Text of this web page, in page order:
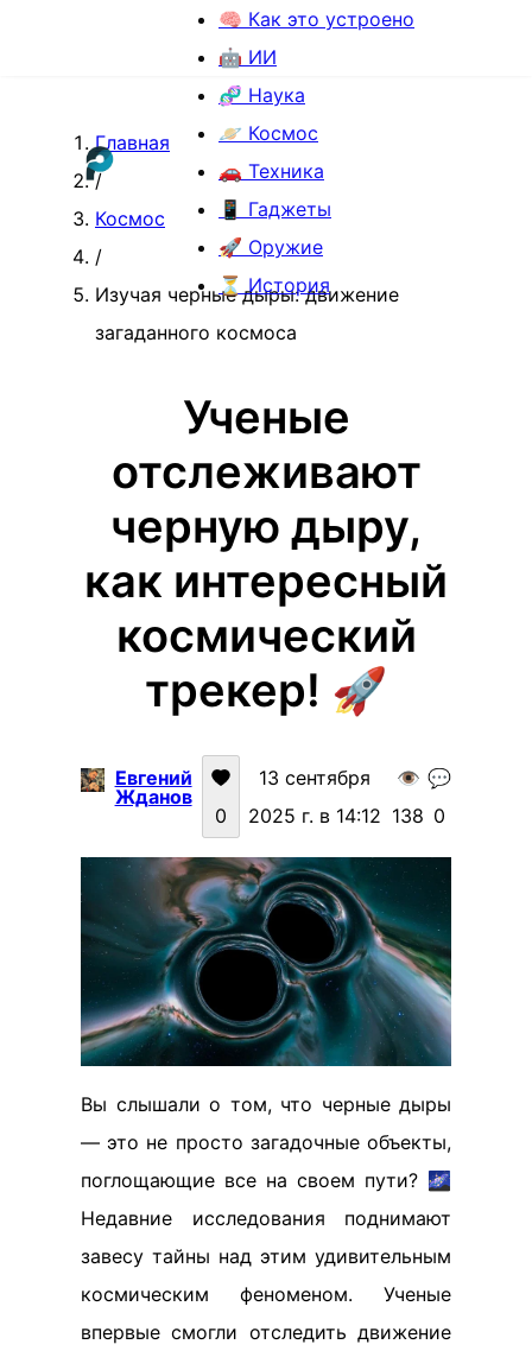
🧠 Как это устроено
🤖 ИИ
🧬 Наука
🪐 Космос
🚗 Техника
📱 Гаджеты
🚀 Оружие
⏳ История
Главная
/
Космос
/
Изучая черные дыры: движение
загаданного космоса
Ученые
отслеживают
черную дыру,
как интересный
космический
трекер! 🚀
Евгений
Жданов
0
13 сентября
2025 г. в 14:12
👁️
138
💬
0
Вы слышали о том, что черные дыры
— это не просто загадочные объекты,
поглощающие все на своем пути? 🌌
Недавние исследования поднимают
завесу тайны над этим удивительным
космическим феноменом. Ученые
впервые смогли отследить движение